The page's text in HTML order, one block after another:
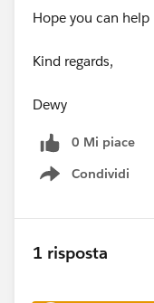
Hope you can help
Kind regards,
Dewy
0 Mi piace
Condividi
Show menu
1 risposta